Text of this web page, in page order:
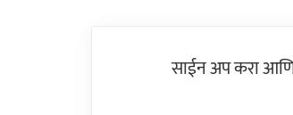
साईन अप करा